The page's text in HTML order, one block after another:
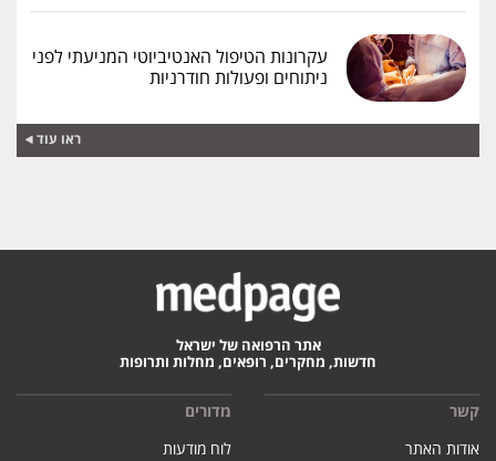
עקרונות הטיפול האנטיביוטי המניעתי לפני
ניתוחים ופעולות חודרניות
ראו עוד
אתר הרפואה של ישראל
חדשות, מחקרים, רופאים, מחלות ותרופות
קשר
אודות האתר
מדורים
לוח מודעות